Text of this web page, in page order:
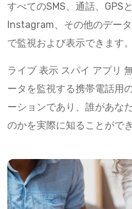
すべてのSMS、通話、GPS
Instagram、その他のデー
で監視および表示できます。
ライブ 表示 スパイ アプリ
ータを監視する携帯電話用
ーションであり、誰があな
のかを実際に知ることができ